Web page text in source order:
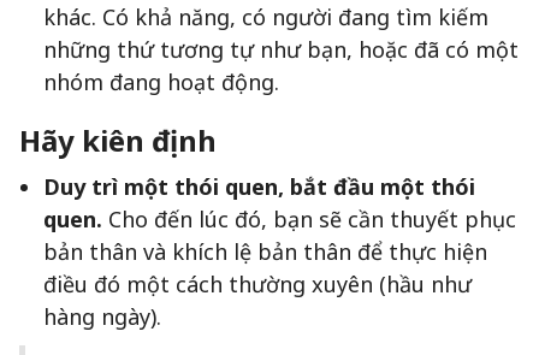
khác. Có khả năng, có người đang tìm kiếm
những thứ tương tự như bạn, hoặc đã có một
nhóm đang hoạt động.
Hãy kiên định
Duy trì một thói quen, bắt đầu một thói
quen. Cho đến lúc đó, bạn sẽ cần thuyết phục
bản thân và khích lệ bản thân để thực hiện
điều đó một cách thường xuyên (hầu như
hàng ngày).